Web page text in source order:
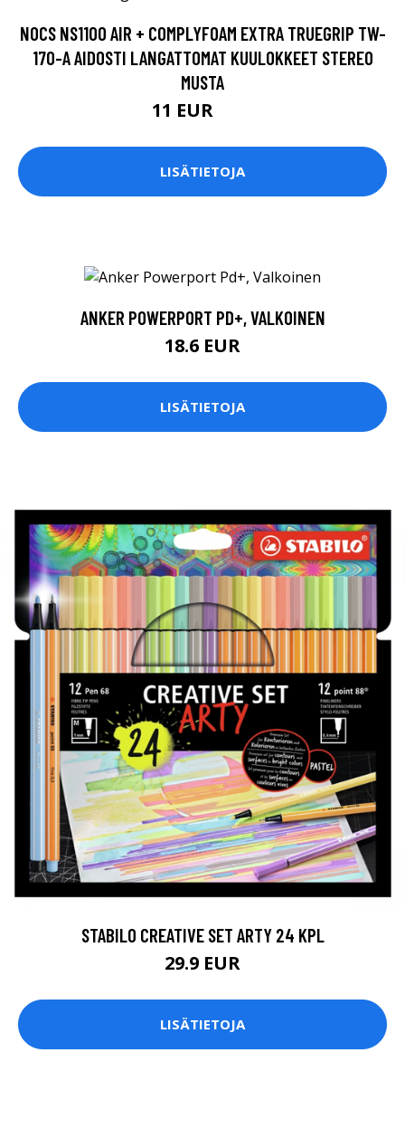
NOCS NS1100 AIR + COMPLYFOAM EXTRA TRUEGRIP TW-
170-A AIDOSTI LANGATTOMAT KUULOKKEET STEREO
MUSTA
11 EUR
LISÄTIETOJA
ANKER POWERPORT PD+, VALKOINEN
18.6 EUR
LISÄTIETOJA
STABILO CREATIVE SET ARTY 24 KPL
29.9 EUR
LISÄTIETOJA